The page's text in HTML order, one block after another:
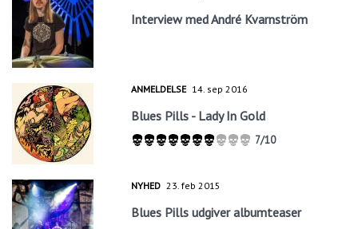
Interview med André Kvarnström
ANMELDELSE 14. sep 2016
Blues Pills - Lady In Gold
7/10
NYHED 23. feb 2015
Blues Pills udgiver albumteaser